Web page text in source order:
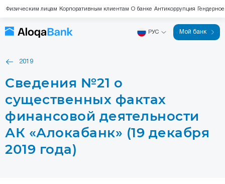
Физическим лицам Корпоративным клиентам О банке Антикоррупция
РУС Мой банк
2019
Сведения №21 о
существенных фактах
финансовой деятельности
АК «Алокабанк» (19 декабря
2019 года)